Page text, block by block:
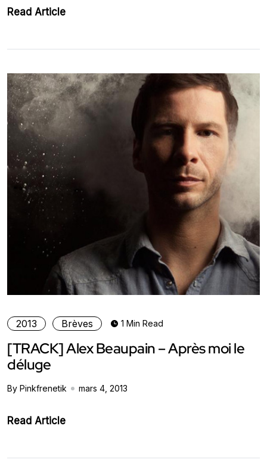
Read Article
2013 Brèves 1 Min Read
[TRACK] Alex Beaupain – Après moi le
déluge
By Pinkfrenetik mars 4, 2013
Read Article